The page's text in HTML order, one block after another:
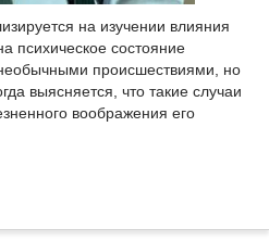
на изучении влияния
психическое состояние
происшествиями, но
выясняется, что такие случаи
воображения его